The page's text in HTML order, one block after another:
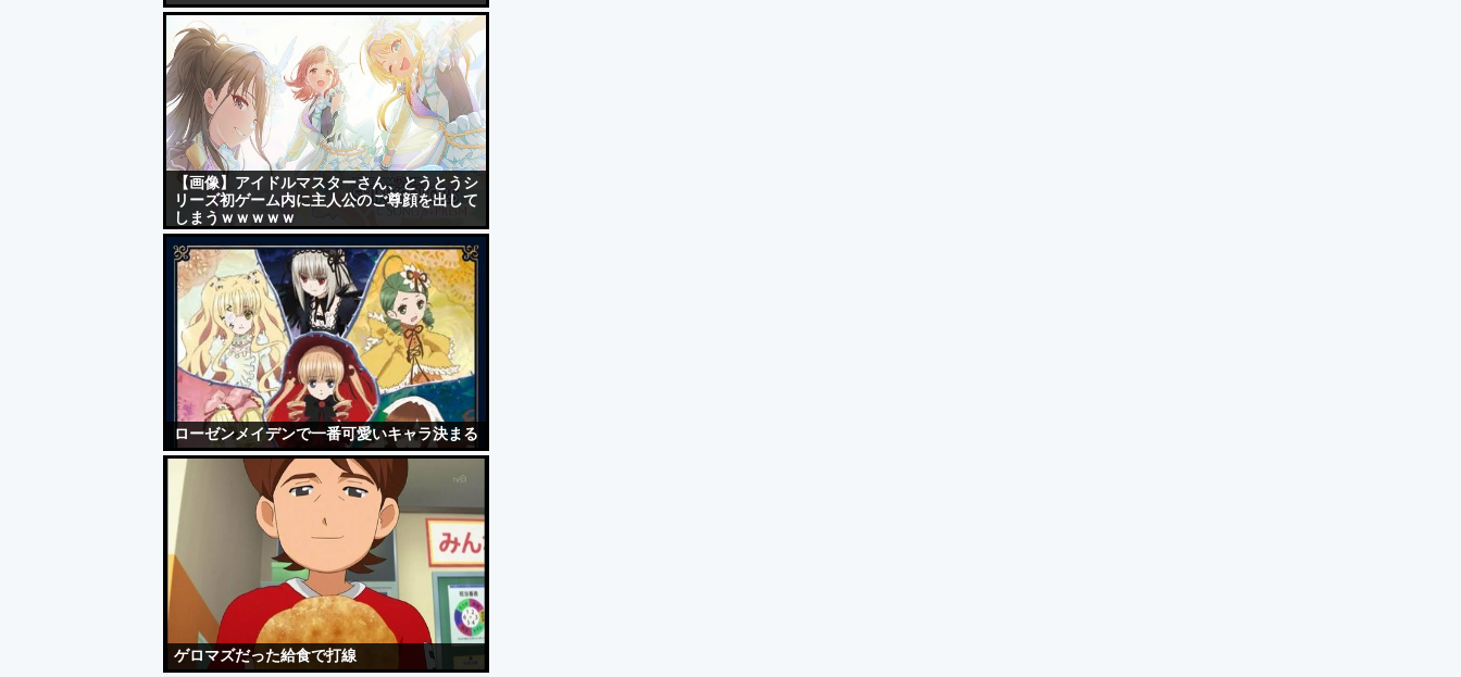
【画像】アイドルマスターさん、とうとうシ
リーズ初ゲーム内に主人公のご尊顔を出して
しまうｗｗｗｗｗ
ローゼンメイデンで一番可愛いキャラ決まる
ゲロマズだった給食で打線